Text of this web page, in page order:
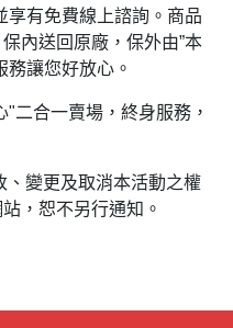
享有免費線上諮詢。商品
內送回原廠，保外由”本
務讓您好放心。
二合一賣場，終身服務，
變更及取消本活動之權
，恕不另行通知。